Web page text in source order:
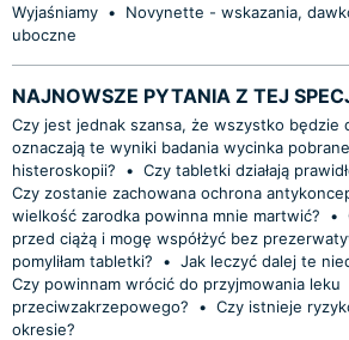
Wyjaśniamy •
Novynette - wskazania,
uboczne
NAJNOWSZE PYTANIA Z TEJ
Czy jest jednak szansa, że wszystko będzie
oznaczają te wyniki badania wycinka
histeroskopii?
• Czy tabletki działają
Czy zostanie zachowana ochrona
wielkość zarodka powinna mnie martwić?
•
przed ciążą i mogę współżyć bez
pomyliłam tabletki?
• Jak leczyć dalej te
Czy powinnam wrócić do przyjmowania leku
przeciwzakrzepowego?
• Czy istnieje
okresie?